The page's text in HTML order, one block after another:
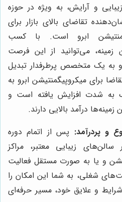
و آرایش، به ویژه در حوزه
تقاضای بالای بازار برای
ابرو است. با کسب
زمینه، می‌توانید از این فرصت
و به یک متخصص پرطرفدار تبدیل
برای میکروپیگمنتیشن ابرو به
به شدت افزایش یافته است و
درآمد بالایی دارند.
و پردرآمد: پس از اتمام دوره
سالن‌های زیبایی معتبر، مراکز
و یا به صورت مستقل فعالیت
شغلی، به شما این امکان را
و علایق خود، مسیر حرفه‌ای